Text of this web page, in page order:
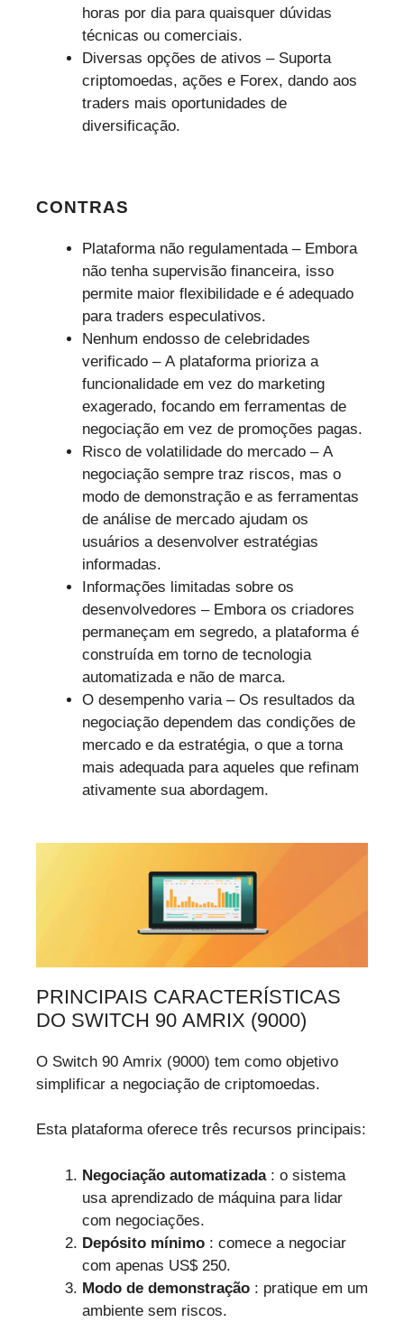
horas por dia para quaisquer dúvidas
técnicas ou comerciais.
Diversas opções de ativos – Suporta
criptomoedas, ações e Forex, dando aos
traders mais oportunidades de
diversificação.
CONTRAS
Plataforma não regulamentada – Embora
não tenha supervisão financeira, isso
permite maior flexibilidade e é adequado
para traders especulativos.
Nenhum endosso de celebridades
verificado – A plataforma prioriza a
funcionalidade em vez do marketing
exagerado, focando em ferramentas de
negociação em vez de promoções pagas.
Risco de volatilidade do mercado – A
negociação sempre traz riscos, mas o
modo de demonstração e as ferramentas
de análise de mercado ajudam os
usuários a desenvolver estratégias
informadas.
Informações limitadas sobre os
desenvolvedores – Embora os criadores
permaneçam em segredo, a plataforma é
construída em torno de tecnologia
automatizada e não de marca.
O desempenho varia – Os resultados da
negociação dependem das condições de
mercado e da estratégia, o que a torna
mais adequada para aqueles que refinam
ativamente sua abordagem.
PRINCIPAIS CARACTERÍSTICAS
DO SWITCH 90 AMRIX (9000)
O Switch 90 Amrix (9000) tem como objetivo
simplificar a negociação de criptomoedas.
Esta plataforma oferece três recursos principais:
Negociação automatizada: o sistema
usa aprendizado de máquina para lidar
com negociações.
Depósito mínimo : comece a negociar
com apenas US$ 250.
Modo de demonstração : pratique em um
ambiente sem riscos.